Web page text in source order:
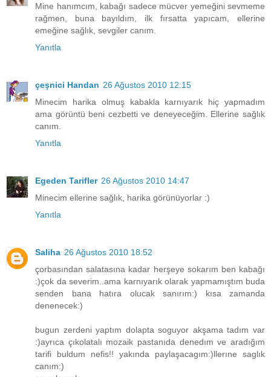
Mine hanımcım, kabağı sadece mücver yemeğini sevmeme
rağmen, buna bayıldım, ilk fırsatta yapıcam, ellerine
emeğine sağlık, sevgiler canım.
Yanıtla
çeşnici Handan 26 Ağustos 2010 12:15
Minecim harika olmuş kabakla karnıyarık hiç yapmadım
ama görüntü beni cezbetti ve deneyeceğim. Ellerine sağlık
canım.
Yanıtla
Egeden Tarifler 26 Ağustos 2010 14:47
Minecim ellerine sağlık, harika görünüyorlar :)
Yanıtla
Saliha 26 Ağustos 2010 18:52
çorbasından salatasına kadar herşeye sokarım ben kabağı
:)çok da severim..ama karnıyarık olarak yapmamıştım buda
senden bana hatıra olucak sanırım:) kısa zamanda
denenecek:)
bugun zerdeni yaptım dolapta soguyor akşama tadım var
:)ayrıca çıkolatalı mozaik pastanıda denedım ve aradığım
tarifi buldum nefis!! yakında paylaşacagım:)llerıne saglık
canım:)